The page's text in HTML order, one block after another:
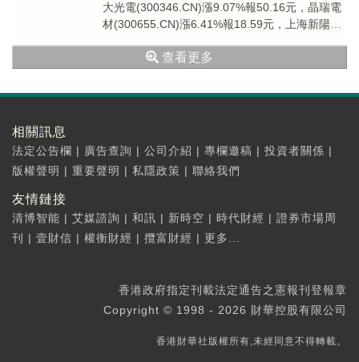
大光電(300346.CN)漲9.07%報50.16元，晶瑞電
材(300655.CN)漲6.41%報18.59元，上海新陽
查看更多
相關訊息
法定公告欄 | 廣告查詢 | 公司介紹 | 專欄邀稿 | 投資者關係 |
版權聲明 | 重要聲明 | 私隱政策 | 聯絡我們
友情鏈接
清博智能 | 艾媒諮詢 | 和訊 | 新時空 | 時代財經 | 證券市場周
刊
| 壹財信 | 權衡財經 | 攬富財經 | 更多...
香港政府指定刊載法定通告之憲報刊登報章
Copyright © 1998 - 2026 財華控股有限公司
香港財華社版權所有,未經同意不得轉載。